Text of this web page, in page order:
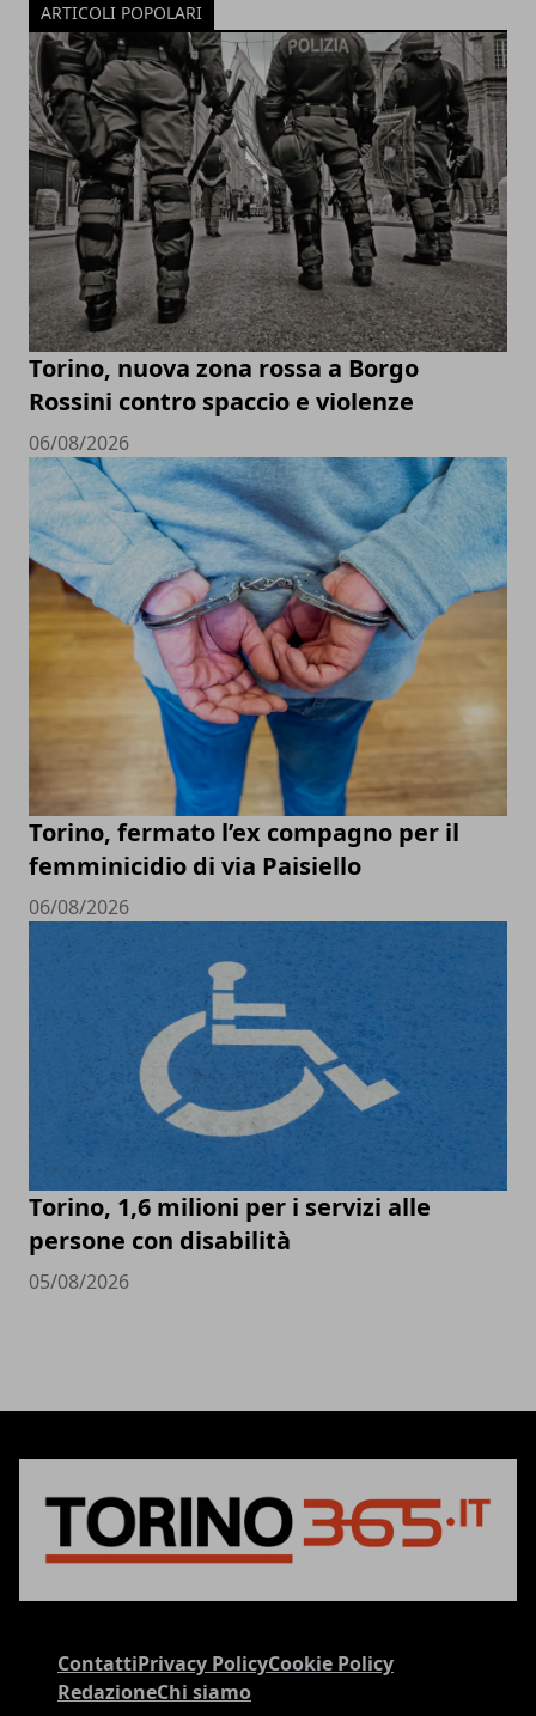
ARTICOLI POPOLARI
Torino, nuova zona rossa a Borgo
Rossini contro spaccio e violenze
06/08/2026
Torino, fermato l’ex compagno per il
femminicidio di via Paisiello
06/08/2026
Torino, 1,6 milioni per i servizi alle
persone con disabilità
05/08/2026
ContattiPrivacy PolicyCookie Policy
RedazioneChi siamo